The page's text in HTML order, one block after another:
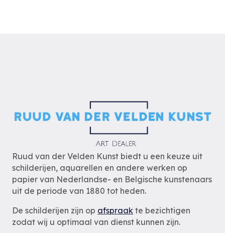
Ruud van der Velden Kunst biedt u een keuze uit
schilderijen, aquarellen en andere werken op
papier van Nederlandse- en Belgische kunstenaars
uit de periode van 1880 tot heden.
De schilderijen zijn op afspraak te bezichtigen
zodat wij u optimaal van dienst kunnen zijn.